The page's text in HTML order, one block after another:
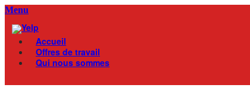
Skip
content
Menu
Accueil
Offres de travail
Qui nous sommes